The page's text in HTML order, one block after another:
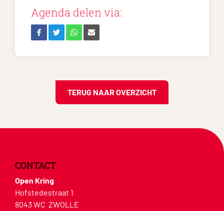
Agenda delen via:
TERUG NAAR OVERZICHT
CONTACT
Open Kring
Hofstedestraat 1
8043 WC ZWOLLE